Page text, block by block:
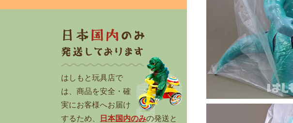
はしもと玩具店で
は、商品を安全・確
実にお客様へお届け
するため、
日本国内のみの発送と